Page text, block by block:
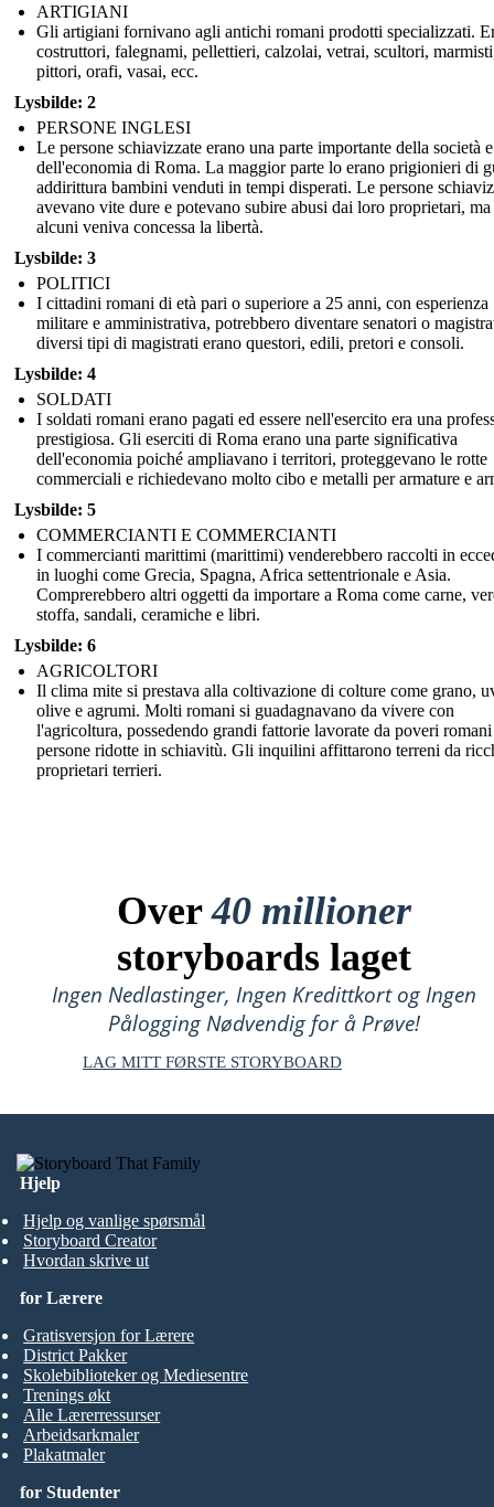
ARTIGIANI
Gli artigiani fornivano agli antichi romani prodotti specializzati.
costruttori, falegnami, pellettieri, calzolai, vetrai, scultori,
pittori, orafi, vasai, ecc.
Lysbilde: 2
PERSONE INGLESI
Le persone schiavizzate erano una parte importante della società e
dell'economia di Roma. La maggior parte lo erano prigionieri di
addirittura bambini venduti in tempi disperati. Le persone
avevano vite dure e potevano subire abusi dai loro proprietari, ma
alcuni veniva concessa la libertà.
Lysbilde: 3
POLITICI
I cittadini romani di età pari o superiore a 25 anni, con esperienza
militare e amministrativa, potrebbero diventare senatori o
diversi tipi di magistrati erano questori, edili, pretori e consoli.
Lysbilde: 4
SOLDATI
I soldati romani erano pagati ed essere nell'esercito era una
prestigiosa. Gli eserciti di Roma erano una parte significativa
dell'economia poiché ampliavano i territori, proteggevano le rotte
commerciali e richiedevano molto cibo e metalli per armature e
Lysbilde: 5
COMMERCIANTI E COMMERCIANTI
I commercianti marittimi (marittimi) venderebbero raccolti in
in luoghi come Grecia, Spagna, Africa settentrionale e Asia.
Comprerebbero altri oggetti da importare a Roma come carne,
stoffa, sandali, ceramiche e libri.
Lysbilde: 6
AGRICOLTORI
Il clima mite si prestava alla coltivazione di colture come grano,
olive e agrumi. Molti romani si guadagnavano da vivere con
l'agricoltura, possedendo grandi fattorie lavorate da poveri
persone ridotte in schiavitù. Gli inquilini affittarono terreni da
proprietari terrieri.
Over40 millioner
storyboards laget
Ingen Nedlastinger, Ingen Kredittkort og Ingen
Pålogging Nødvendig for å Prøve!
LAG MITT FØRSTE STORYBOARD
Hjelp
Hjelp og vanlige spørsmål
Storyboard Creator
Hvordan skrive ut
for Studenter
for Lærere
Gratisversjon for Lærere
District Pakker
Skolebiblioteker og Mediesentre
Trenings økt
Alle Lærerressurser
Arbeidsarkmaler
Plakatmaler